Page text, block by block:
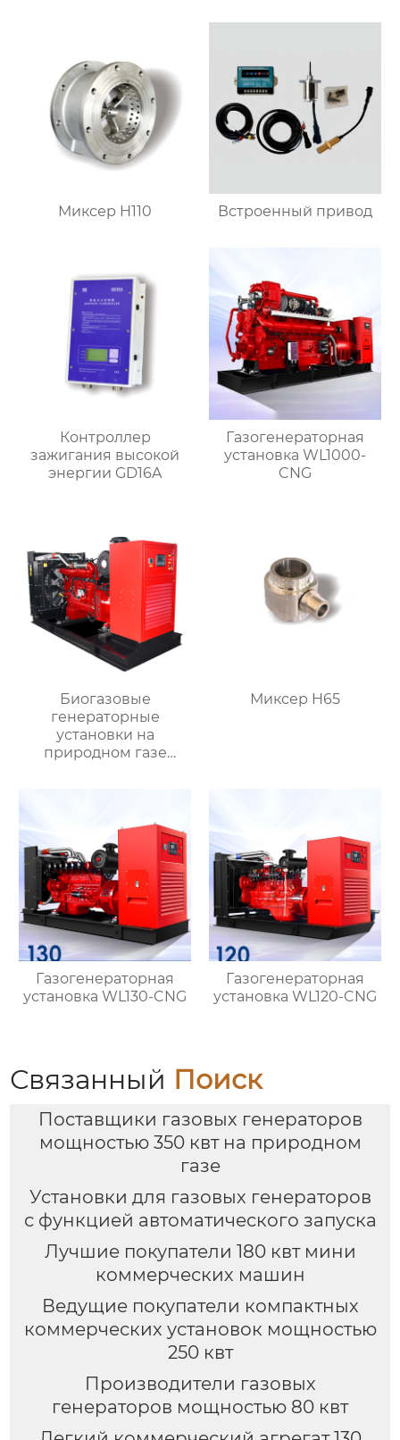
Миксер H110 Встроенный привод
Контроллер
зажигания высокой
энергии GD16A
Газогенераторная
установка WL1000-
CNG
Биогазовые
генераторные
установки на
природном газе
Миксер H65
Газогенераторная
установка WL130-CNG
Газогенераторная
установка WL120-CNG
Связанный Поиск
Поставщики газовых генераторов
мощностью 350 квт на природном
газе
Установки для газовых генераторов
с функцией автоматического запуска
Лучшие покупатели 180 квт мини
коммерческих машин
Ведущие покупатели компактных
коммерческих установок мощностью
250 квт
Производители газовых
генераторов мощностью 80 квт